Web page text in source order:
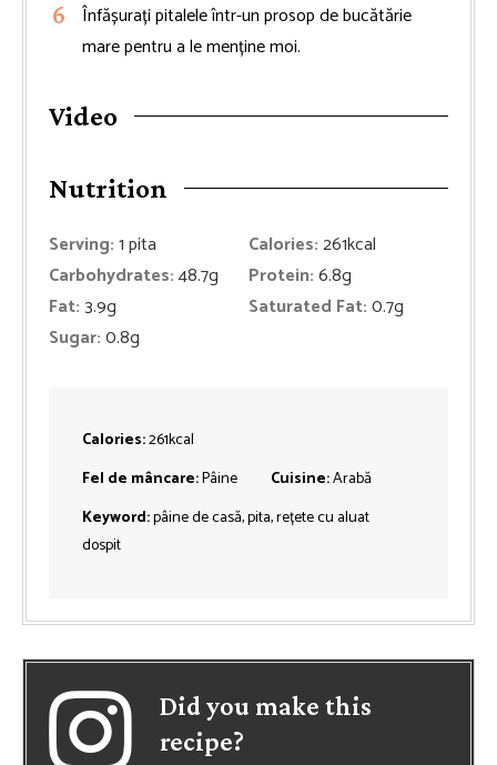
Înfășurați pitalele într-un prosop de bucătărie
mare pentru a le menține moi.
Video
Nutrition
Serving:1pita Calories:261kcal
Carbohydrates:48.7g Protein:6.8g
Fat:3.9g Saturated Fat:0.7g
Sugar:0.8g
Calories:261kcal
Fel de mâncare:Pâine Cuisine:Arabă
Keyword:pâine de casă, pita, rețete cu aluat
dospit
Did you make this
recipe?